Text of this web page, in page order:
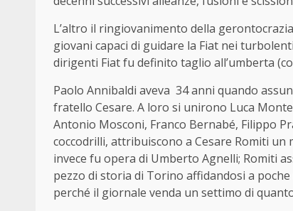
L’altro il ringiovanimento della
giovani capaci di guidare la Fiat nei
dirigenti Fiat fu definito taglio all’umberta
Paolo Annibaldi aveva 34 anni quando
fratello Cesare. A loro si unirono Luca
Antonio Mosconi, Franco Bernabé, Filippo
coccodrilli, attribuiscono a Cesare Romiti
invece fu opera di Umberto Agnelli; Romiti
pezzo di storia di Torino affidandosi a
perché il giornale venda un settimo di